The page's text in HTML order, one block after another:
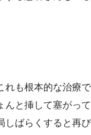
れも根本的な治療で
んと挿して塞がって
しばらくすると再び